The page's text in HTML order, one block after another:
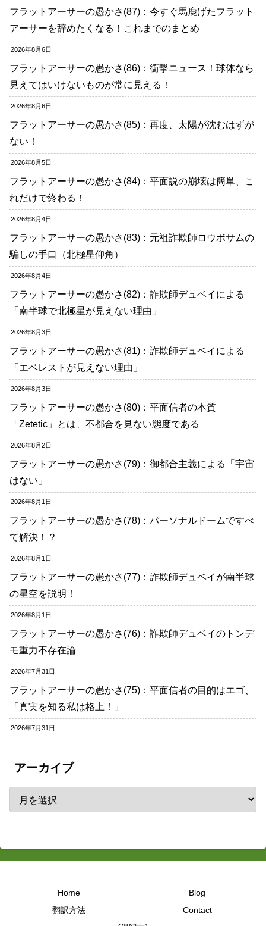
フラットアーサーの愚かさ(87)：今すぐ馬鹿げたフラット
アーサーを辞めたくなる！これまでのまとめ
2026年8月6日
フラットアーサーの愚かさ(86)：衝撃ニュース！球体なら
見えてはいけないものが常に見える！
2026年8月6日
フラットアーサーの愚かさ(85)：再度、太陽が沈むはずが
ない！
2026年8月5日
フラットアーサーの愚かさ(84)：平面説の崩壊は簡単、こ
れだけで終わる！
2026年8月4日
フラットアーサーの愚かさ(83)：元祖詐欺師ロウボサムの
騙しの手口（北極星仰角）
2026年8月4日
フラットアーサーの愚かさ(82)：詐欺師デュベイによる
「南半球で北極星が見えない理由」
2026年8月3日
フラットアーサーの愚かさ(81)：詐欺師デュベイによる
「エベレストが見えない理由」
2026年8月3日
フラットアーサーの愚かさ(80)：平面信者の本質
「Zetetic」とは、不都合を見ない態度である
2026年8月2日
フラットアーサーの愚かさ(79)：御都合主義による「宇宙
はない」
2026年8月1日
フラットアーサーの愚かさ(78)：パーソナルドームですべ
て解決！？
2026年8月1日
フラットアーサーの愚かさ(77)：詐欺師デュベイが南半球
の星空を説明！
2026年8月1日
フラットアーサーの愚かさ(76)：詐欺師デュベイのトンデ
モ重力不存在論
2026年7月31日
フラットアーサーの愚かさ(75)：平面信者の目的はエゴ、
「真実を知る私は格上！」
2026年7月31日
アーカイブ
Home
Blog
翻訳方法
Contact